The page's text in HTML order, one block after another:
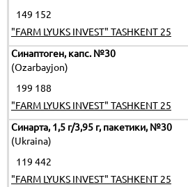
149 152
"FARM LYUKS INVEST" TASHKENT 25
Синаптоген, капс. №30
(Ozarbayjon)
199 188
"FARM LYUKS INVEST" TASHKENT 25
Синарта, 1,5 г/3,95 г, пакетики, №30
(Ukraina)
119 442
"FARM LYUKS INVEST" TASHKENT 25